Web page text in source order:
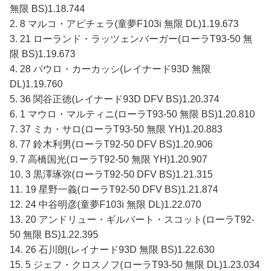
無限 BS)1.18.744
2. 8 マルコ・アピチェラ(童夢F103i 無限 DL)1.19.673
3. 21 ローランド・ラッツェンバーガー(ローラT93-50 無
限 BS)1.19.673
4. 28 パウロ・カーカッシ(レイナード93D 無限
DL)1.19.760
5. 36 関谷正徳(レイナード93D DFV BS)1.20.374
6. 1 マウロ・マルティニ(ローラT93-50 無限 BS)1.20.810
7. 37 ミカ・サロ(ローラT93-50 無限 YH)1.20.883
8. 77 鈴木利男(ローラT92-50 DFV BS)1.20.906
9. 7 高橋国光(ローラT92-50 無限 YH)1.20.907
10. 3 黒澤琢弥(ローラT92-50 DFV BS)1.21.315
11. 19 星野一義(ローラT92-50 DFV BS)1.21.874
12. 24 中谷明彦(童夢F103i 無限 DL)1.22.070
13. 20 アンドリュー・ギルバート・スコット(ローラT92-
50 無限 BS)1.22.395
14. 26 石川朗(レイナード93D 無限 BS)1.22.630
15. 5 ジェフ・クロスノフ(ローラT93-50 無限 DL)1.23.034